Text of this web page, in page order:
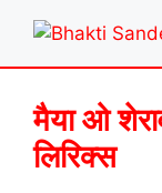
content
मैया ओ
लिरिक्स